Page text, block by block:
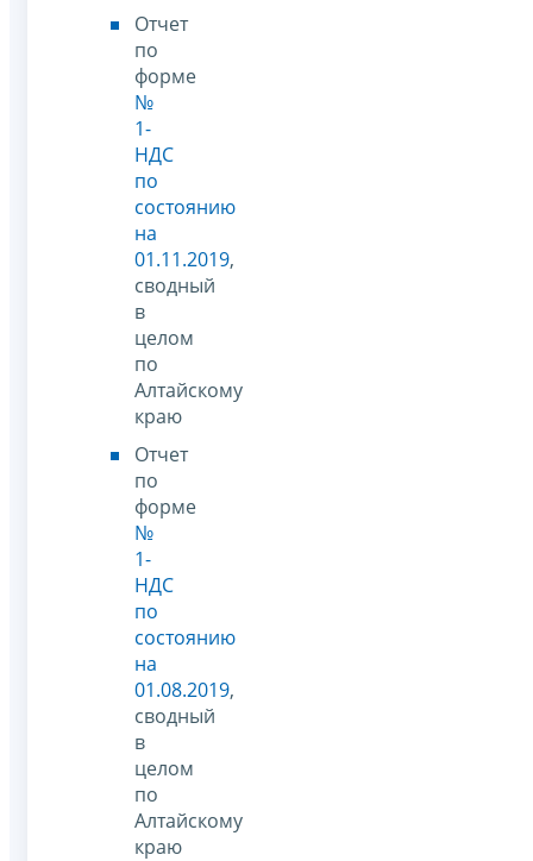
Отчет
по
форме
№
1-
НДС
по
состоянию
на
01.11.2019,
сводный
в
целом
по
Алтайскому
краю
Отчет
по
форме
№
1-
НДС
по
состоянию
на
01.08.2019,
сводный
в
целом
по
Алтайскому
краю